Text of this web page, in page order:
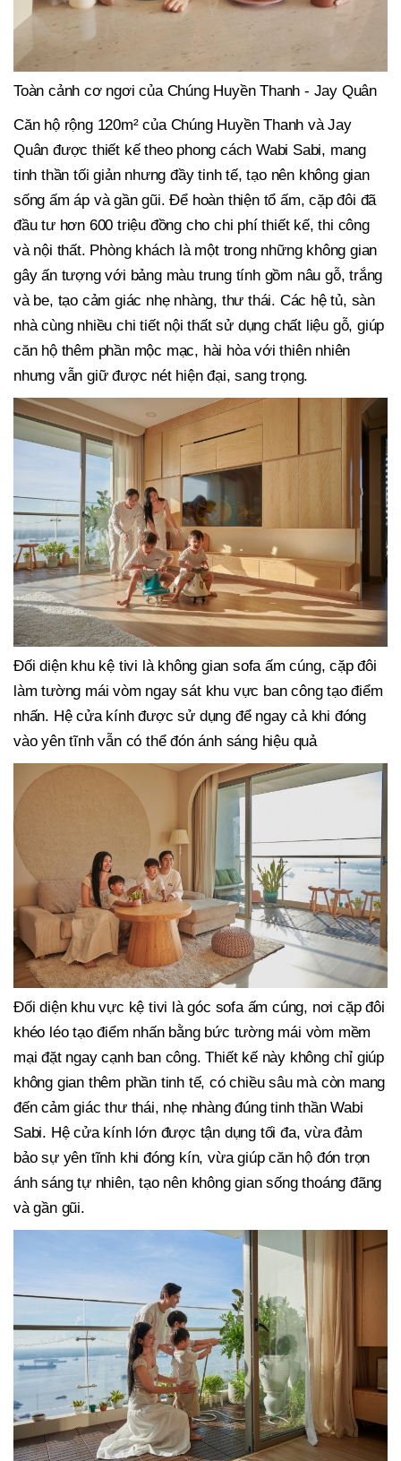
Toàn cảnh cơ ngơi của Chúng Huyền Thanh - Jay Quân
Căn hộ rộng 120m² của Chúng Huyền Thanh và Jay
Quân được thiết kế theo phong cách Wabi Sabi, mang
tinh thần tối giản nhưng đầy tinh tế, tạo nên không gian
sống ấm áp và gần gũi. Để hoàn thiện tổ ấm, cặp đôi đã
đầu tư hơn 600 triệu đồng cho chi phí thiết kế, thi công
và nội thất. Phòng khách là một trong những không gian
gây ấn tượng với bảng màu trung tính gồm nâu gỗ, trắng
và be, tạo cảm giác nhẹ nhàng, thư thái. Các hệ tủ, sàn
nhà cùng nhiều chi tiết nội thất sử dụng chất liệu gỗ, giúp
căn hộ thêm phần mộc mạc, hài hòa với thiên nhiên
nhưng vẫn giữ được nét hiện đại, sang trọng.
Đối diện khu kệ tivi là không gian sofa ấm cúng, cặp đôi
làm tường mái vòm ngay sát khu vực ban công tạo điểm
nhấn. Hệ cửa kính được sử dụng để ngay cả khi đóng
vào yên tĩnh vẫn có thể đón ánh sáng hiệu quả
Đối diện khu vực kệ tivi là góc sofa ấm cúng, nơi cặp đôi
khéo léo tạo điểm nhấn bằng bức tường mái vòm mềm
mại đặt ngay cạnh ban công. Thiết kế này không chỉ giúp
không gian thêm phần tinh tế, có chiều sâu mà còn mang
đến cảm giác thư thái, nhẹ nhàng đúng tinh thần Wabi
Sabi. Hệ cửa kính lớn được tận dụng tối đa, vừa đảm
bảo sự yên tĩnh khi đóng kín, vừa giúp căn hộ đón trọn
ánh sáng tự nhiên, tạo nên không gian sống thoáng đãng
và gần gũi.